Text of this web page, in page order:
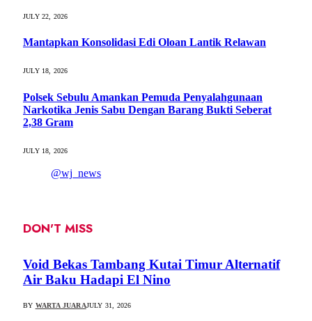
JULY 22, 2026
Mantapkan Konsolidasi Edi Oloan Lantik Relawan
JULY 18, 2026
Polsek Sebulu Amankan Pemuda Penyalahgunaan
Narkotika Jenis Sabu Dengan Barang Bukti Seberat
2,38 Gram
JULY 18, 2026
@wj_news
DON'T MISS
Void Bekas Tambang Kutai Timur Alternatif
Air Baku Hadapi El Nino
BY WARTA JUARAJULY 31, 2026